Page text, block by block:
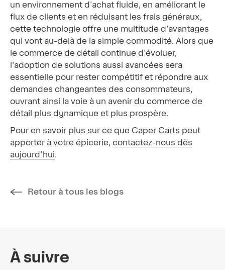
un environnement d'achat fluide, en améliorant le
flux de clients et en réduisant les frais généraux,
cette technologie offre une multitude d'avantages
qui vont au-delà de la simple commodité. Alors que
le commerce de détail continue d'évoluer,
l'adoption de solutions aussi avancées sera
essentielle pour rester compétitif et répondre aux
demandes changeantes des consommateurs,
ouvrant ainsi la voie à un avenir du commerce de
détail plus dynamique et plus prospère.
Pour en savoir plus sur ce que Caper Carts peut
apporter à votre épicerie, contactez-nous dès
aujourd'hui.
Retour à tous les blogs
À suivre